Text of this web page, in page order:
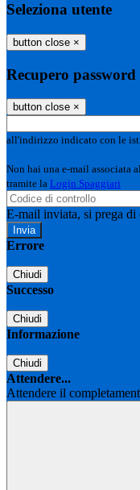
Seleziona utente
button close ×
Recupero password
button close ×
all'indirizzo indicato con le
Non hai una e-mail associata
tramite la Login Spaggiari
E-mail inviata, si prega di
Errore
Chiudi
Successo
Chiudi
Informazione
Chiudi
Attendere...
Attendere il